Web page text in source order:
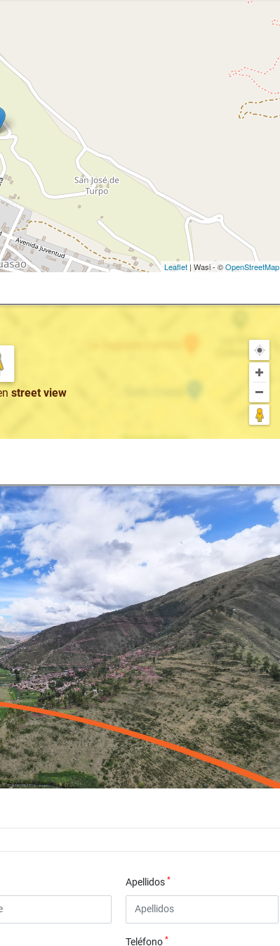
Leaflet | Wasi - ©OpenStreetMap
street view
Apellidos *
Teléfono *